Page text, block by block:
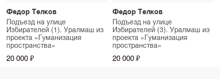
Федор Телков
Подъезд на улице
Избирателей (1). Уралмаш из
проекта «Гуманизация
пространства»
20 000 ₽
Федор Телков
Подъезд на улице
Избирателей (3). Уралмаш из
проекта «Гуманизация
пространства»
20 000 ₽